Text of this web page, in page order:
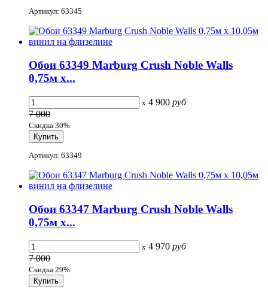
Артикул: 63345
Обои 63349 Marburg Crush Noble Walls
0,75м x...
x 4 900 руб
7 000
Скидка 30%
Артикул: 63349
Обои 63347 Marburg Crush Noble Walls
0,75м x...
x 4 970 руб
7 000
Скидка 29%